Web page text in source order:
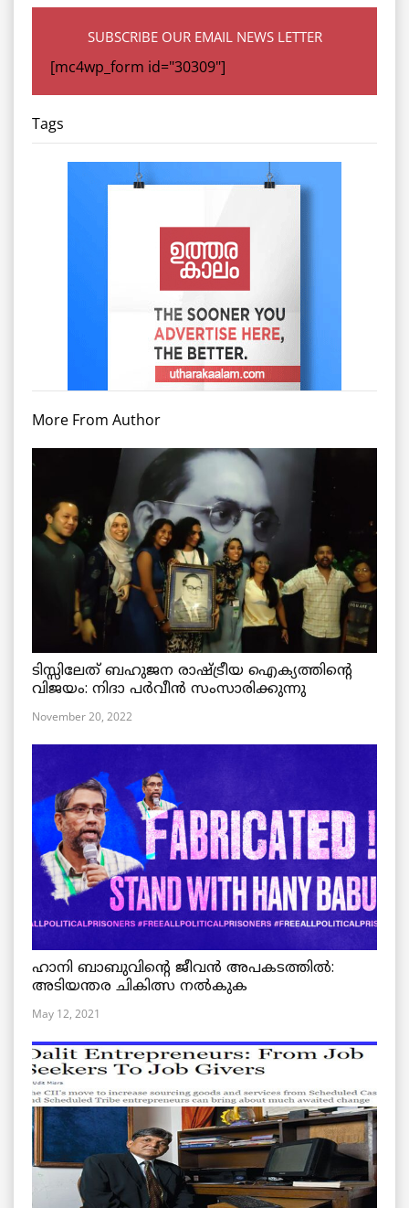
SUBSCRIBE OUR EMAIL NEWS LETTER
[mc4wp_form id="30309"]
Tags
More From Author
ടിസ്സിലേത് ബഹുജന രാഷ്ട്രീയ ഐക്യത്തിന്റെ
വിജയം: നിദാ പർവീൻ സംസാരിക്കുന്നു
November 20, 2022
ഹാനി ബാബുവിന്റെ ജീവൻ അപകടത്തിൽ:
അടിയന്തര ചികിത്സ നൽകുക
May 12, 2021